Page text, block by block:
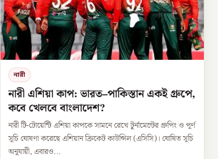
নারী
নারী এশিয়া কাপ: ভারত–পাকিস্তান একই গ্রুপে,
কবে খেলবে বাংলাদেশ?
নারী টি-টোয়েন্টি এশিয়া কাপকে সামনে রেখে টুর্নামেন্টের গ্রুপিং ও পূর্ণ
সূচি ঘোষণা করেছে এশিয়ান ক্রিকেট কাউন্সিল (এসিসি)। ঘোষিত সূচি
অনুযায়ী, এবারও...